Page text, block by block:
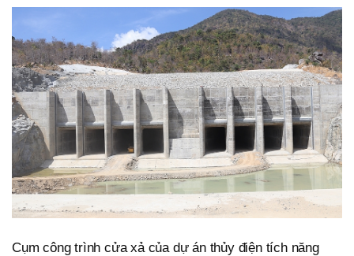
Cụm công trình cửa xả của dự án thủy điện tích năng